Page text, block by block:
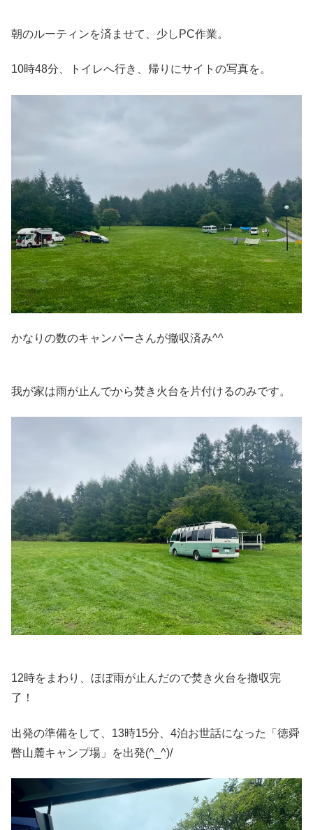
朝のルーティンを済ませて、少しPC作業。
10時48分、トイレへ行き、帰りにサイトの写真を。
かなりの数のキャンパーさんが撤収済み^^
我が家は雨が止んでから焚き火台を片付けるのみです。
12時をまわり、ほぼ雨が止んだので焚き火台を撤収完
了！
出発の準備をして、13時15分、4泊お世話になった「徳舜
瞥山麓キャンプ場」を出発(^_^)/